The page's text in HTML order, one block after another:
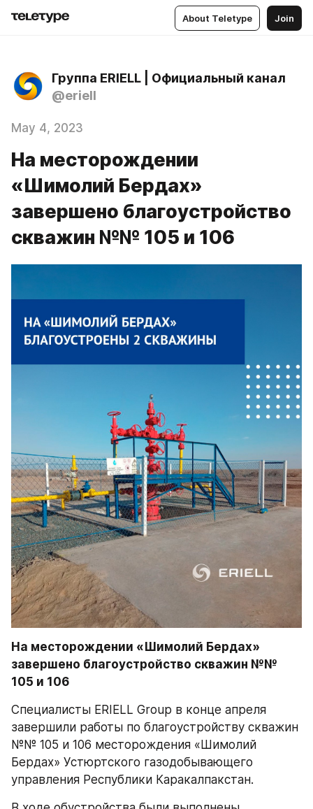
About Teletype Join
Группа ERIELL | Официальный канал
@eriell
May 4, 2023
На месторождении
«Шимолий Бердах»
завершено благоустройство
скважин №№ 105 и 106
На месторождении «Шимолий Бердах»
завершено благоустройство скважин №№
105 и 106
Специалисты ERIELL Group в конце апреля
завершили работы по благоустройству скважин
№№ 105 и 106 месторождения «Шимолий
Бердах» Устюртского газодобывающего
управления Республики Каракалпакстан.